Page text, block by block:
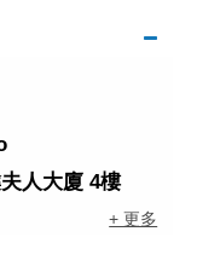
人大廈 4樓
+ 更多